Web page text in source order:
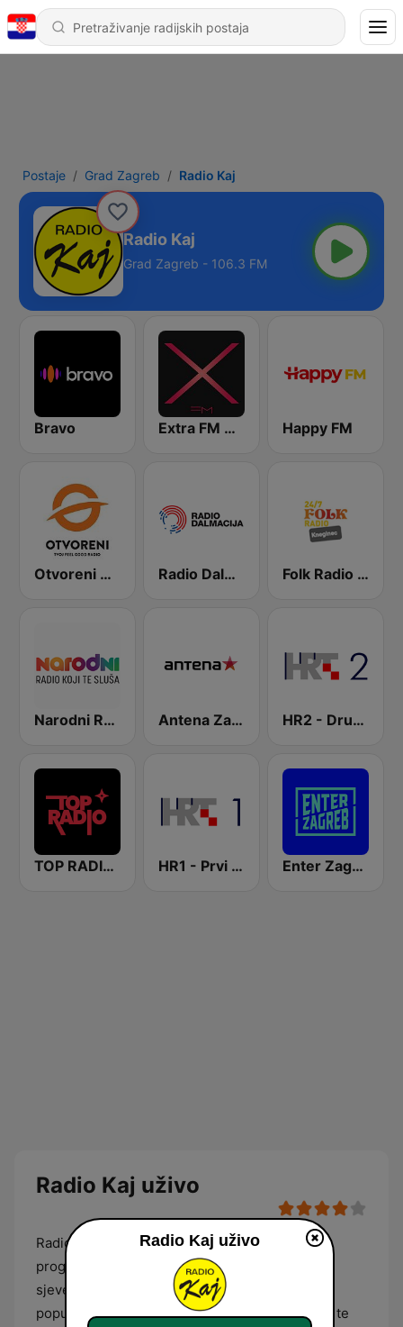
Postaje Grad Zagreb Radio Kaj
Radio Kaj
Grad Zagreb - 106.3 FM
Bravo Extra FM 93.6 Happy FM
Otvoreni Radio Radio Dalmacija Folk Radio Kneginec
Narodni Radio Antena Zagreb HR2 - Drugi program
TOP RADIO 101 HR1 - Prvi program Enter Zagreb
Radio Kaj uživo
Radio Kaj je regionalna radijska postaja čiji je
program usmjeren na područje sjeverne i
sjeverozapadne Hrvatske, obuhvaćajući regije
poput Zagorja, Prigorja, Međimurja i Podravine te
Radio Kaj uživo